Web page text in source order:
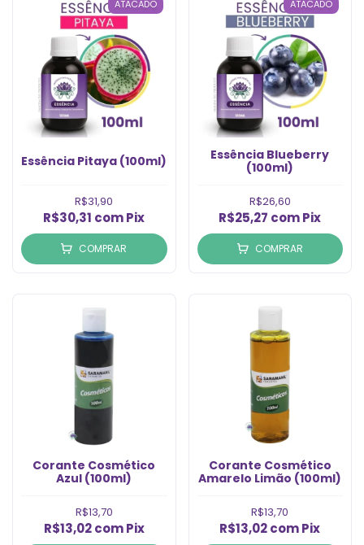
ATACADO
Essência Pitaya (100ml)
R$31,90
R$30,31 comPix
COMPRAR
ATACADO
Essência Blueberry
(100ml)
R$26,60
R$25,27 comPix
COMPRAR
Corante Cosmético
Azul (100ml)
R$13,70
R$13,02com Pix
Corante Cosmético
Amarelo Limão (100ml)
R$13,70
R$13,02comPix